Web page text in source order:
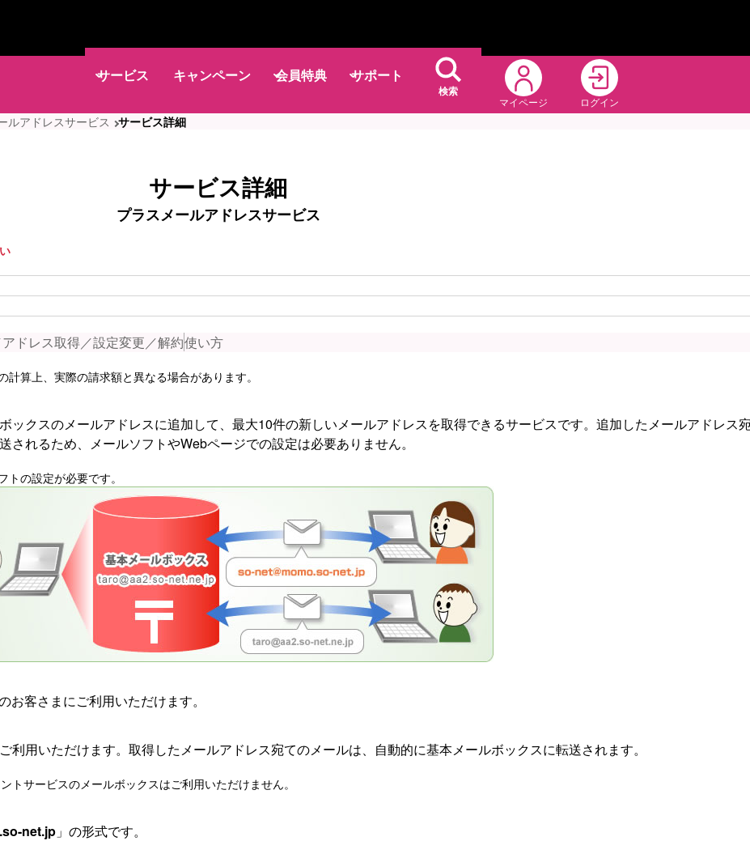
サービス キャンペーン 会員特典 サポート
検索
マイページ ログイン
ルアドレスサービス サービス詳細
サービス詳細
プラスメールアドレスサービス
ドレス取得／設定変更／解約使い方
算上、実際の請求額と異なる場合があります。
ックスのメールアドレスに追加して、最大10件の新しいメールアドレスを取得できるサービスです。追加したメールアドレス
れるため、メールソフトやWebページでの設定は必要ありません。
の設定が必要です。
客さまにご利用いただけます。
用いただけます。取得したメールアドレス宛てのメールは、自動的に基本メールボックスに転送されます。
サービスのメールボックスはご利用いただけません。
net.jp 」の形式です。